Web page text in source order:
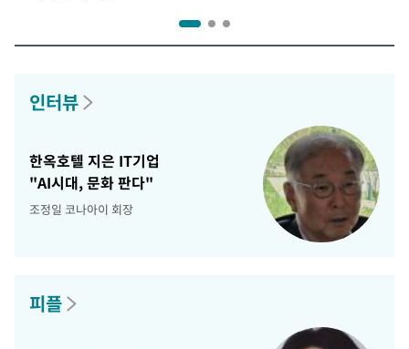
인터뷰
한옥호텔 지은 IT기업
"AI시대, 문화 판다"
조정일 코나아이 회장
피플